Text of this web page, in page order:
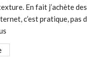
En fait j’achète
c’est pratique, pas